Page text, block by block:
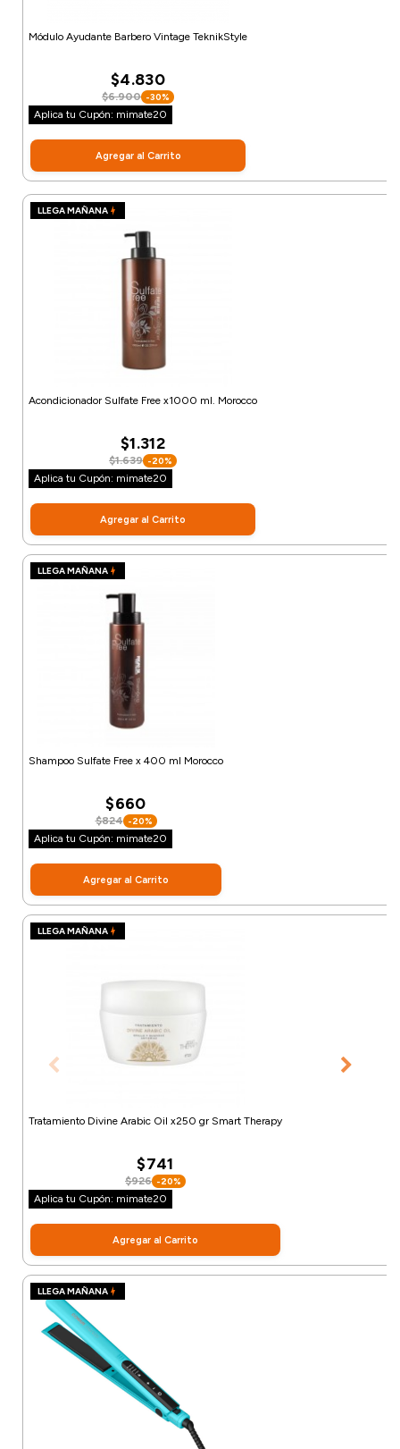
Módulo Ayudante Barbero Vintage TeknikStyle
$4.830
$6.900 -30%
Aplica tu Cupón: mimate20
Agregar al Carrito
LLEGA MAÑANA
Acondicionador Sulfate Free x1000 ml. Morocco
$1.312
$1.639 -20%
Aplica tu Cupón: mimate20
Agregar al Carrito
LLEGA MAÑANA
Shampoo Sulfate Free x 400 ml Morocco
$660
$824 -20%
Aplica tu Cupón: mimate20
Agregar al Carrito
LLEGA MAÑANA
Tratamiento Divine Arabic Oil x250 gr Smart Therapy
$741
$926 -20%
Aplica tu Cupón: mimate20
Agregar al Carrito
LLEGA MAÑANA